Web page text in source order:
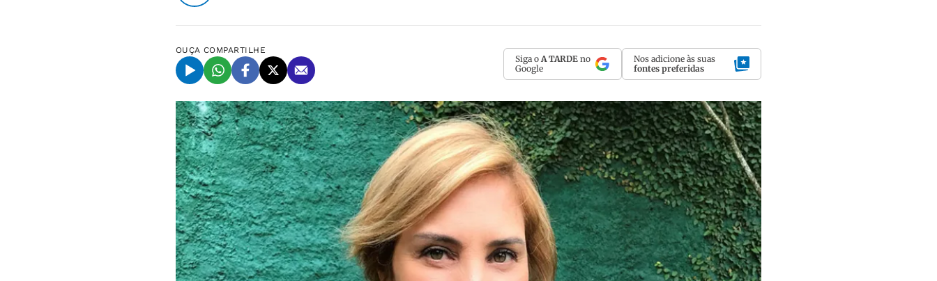
OUÇA COMPARTILHE
Siga o A TARDE no
Google
Nos adicione às suas
fontes preferidas